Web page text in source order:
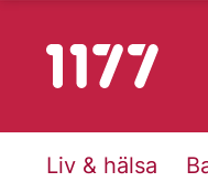
Till startsidan för
Liv & hälsa